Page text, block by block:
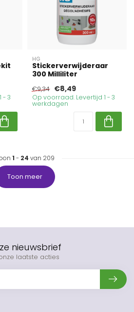
- 3
HG
Stickerverwijderaar
300 Milliliter
€9,34 €8,49
Op voorraad. Levertijd 1 - 3
werkdagen
1 - 24 van 209
Toon meer
nieuwsbrief
laatste acties